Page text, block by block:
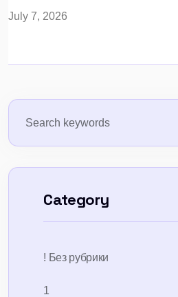
Electronique Ou Bureau De
July 7, 2026
Category
! Без рубрики
1